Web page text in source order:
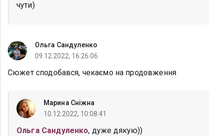
чути)
Ольга Сандуленко
09.12.2022, 16:26:06
Сюжет сподобався, чекаємо на продовження
Марина Сніжна
10.12.2022, 10:08:41
Ольга Сандуленко, дуже дякую))